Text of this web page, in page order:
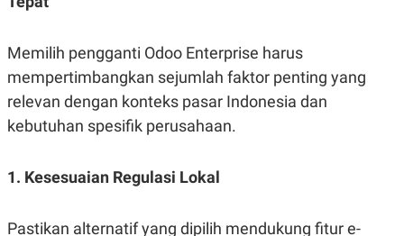
Memilih pengganti Odoo Enterprise harus
mempertimbangkan sejumlah faktor penting yang
relevan dengan konteks pasar Indonesia dan
kebutuhan spesifik perusahaan.
1. Kesesuaian Regulasi Lokal
Pastikan alternatif yang dipilih mendukung fitur e-